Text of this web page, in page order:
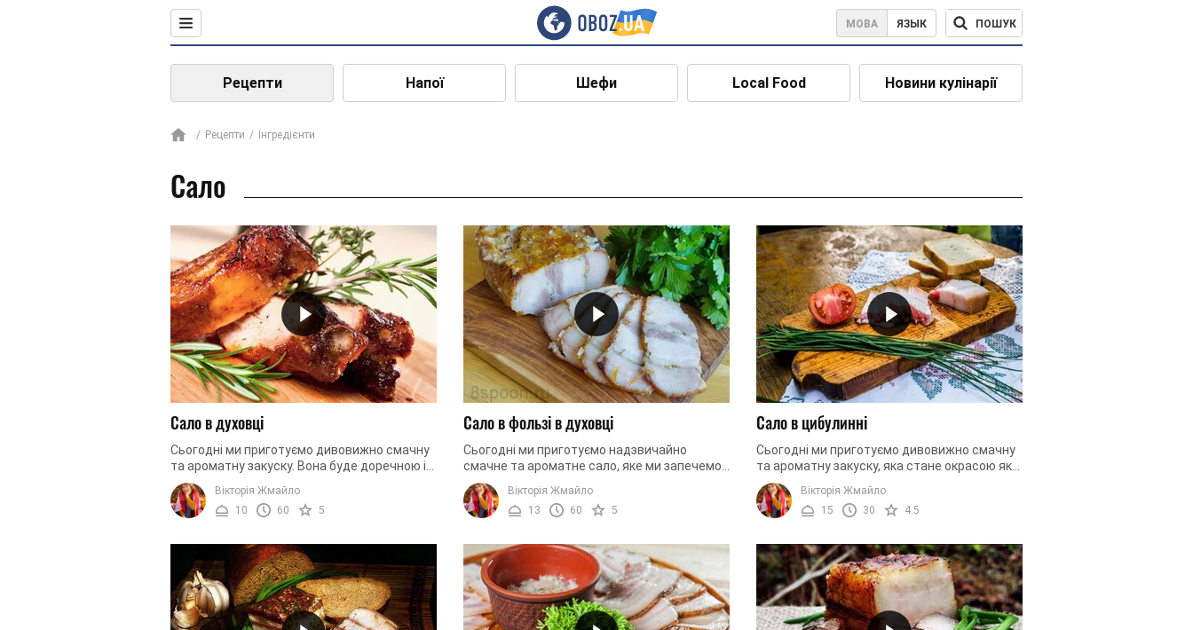
МОВА ЯЗЫК ПОШУК
Рецепти Напої Шефи Local Food Новини кулінарії
Рецепти Інгредієнти
Сало
Сало в духовці
Сьогодні ми приготуємо дивовижно смачну
та ароматну закуску. Вона буде доречною і
для святкових застіль, і для буденних.
Сьогодні ми приготуємо сало ...
Вікторія Жмайло
10
60 5
Сало в фользі в духовці
Сьогодні ми приготуємо надзвичайно
смачне та ароматне сало, яке ми запечемо
в духовці. Закуска вийде надзвичайно
апетитною та красивою. А який же ...
Вікторія Жмайло
13
60 5
Сало в цибулинні
Сьогодні ми приготуємо дивовижно смачну
та ароматну закуску, яка стане окрасою як
буденного, так і святкового столу. Ми
приготуємо сало, але не ...
Вікторія Жмайло
15
30 4.5